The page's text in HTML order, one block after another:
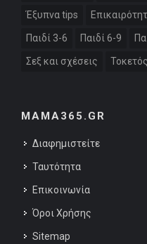
Έξυπνα tips
Παιδί 3-6 Παιδί 6-9
Σεξ και σχέσεις Τοκετός
MAMA365.GR
Διαφημιστείτε
Ταυτότητα
Επικοινωνία
Όροι Χρήσης
Sitemap